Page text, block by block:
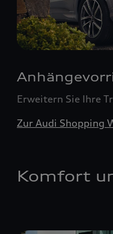
Erweitern Sie Ihre
Zur Audi Shopping
Komfort